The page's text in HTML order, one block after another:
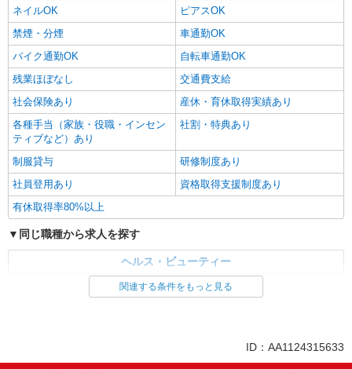
ネイルOK
ピアスOK
禁煙・分煙
車通勤OK
バイク通勤OK
自転車通勤OK
残業ほぼなし
交通費支給
社会保険あり
産休・育休取得実績あり
各種手当（家族・役職・インセン
ティブなど）あり
社割・特典あり
制服貸与
研修制度あり
社員登用あり
資格取得支援制度あり
有休取得率80%以上
同じ職種から求人を探す
ヘルス・ビューティー
同じ特徴から求人を探す
産休・育休取得実績あり
社員登用あり
関連する条件をもっと見る
ID：AA1124315633